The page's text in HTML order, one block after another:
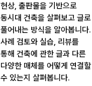
현상, 출판물을 기반으로
동시대 건축을 살펴보고 글로
풀어내는 방식을 알아봅니다.
사례 검토와 실습, 리뷰를
통해 건축에 관한 글과 다른
다양한 매체를 어떻게 연결할
수 있는지 살펴봅니다.